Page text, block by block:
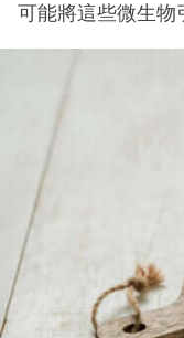
可能將這些微生物